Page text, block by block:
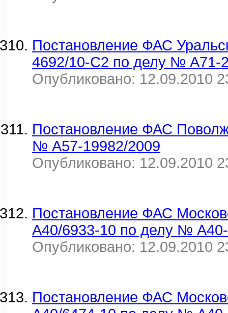
Постановление ФАС
4692/10-С2 по делу № А71-
Опубликовано: 12.09.2010
Постановление ФАС
№ А57-19982/2009
Опубликовано: 12.09.2010
Постановление ФАС
А40/6933-10 по делу №
Опубликовано: 12.09.2010
Постановление ФАС